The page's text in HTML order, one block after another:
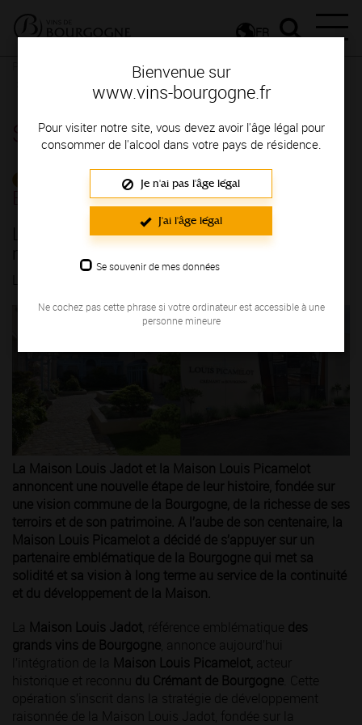
Bienvenue sur
www.vins-bourgogne.fr
Pour visiter notre site, vous devez avoir l'âge légal pour
consommer de l'alcool dans votre pays de résidence.
Je n'ai pas l'âge légal
J'ai l'âge légal
Se souvenir de mes données
Ne cochez pas cette phrase si votre ordinateur est accessible à une
personne mineure
FR
Communiqués de presse - Communiqués des entreprises
La Maison Louis Picamelot rejoint la maison Louis Jadot
Salle de presse
COMMUNIQUÉS DES
ENTREPRISES
La Maison Louis Picamelot rejoint la
maison Louis Jadot
La Maison Louis Jadot et la Maison Louis Picamelot
annoncent une nouvelle étape de leur histoire, fondée sur
une vision commune de la Bourgogne, de la richesse de ses
terroirs et de son patrimoine. A l’aube de son centenaire, la
Maison Louis Picamelot a décidé de s’appuyer sur un
partenaire emblématique de la Bourgogne qui met sa
solidité et sa vision à long terme au service de la continuité
et du développement de la Maison.
La Maison Louis Jadot , référence emblématique des
grands vins de Bourgogne , annonce aujourd’hui
l’intégration de la Maison Louis Picamelot, acteur
historique et reconnu du Crémant de Bourgogne . Cette
opération s’inscrit dans la stratégie de développement
raisonnée de la Maison Louis Jadot, fondée sur la